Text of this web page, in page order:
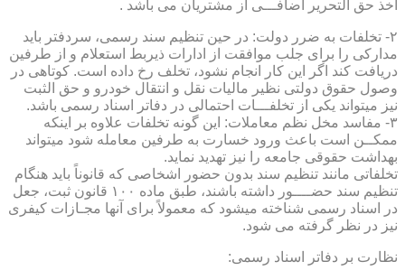
اخذ حق التحریر اضافـــی از مشتریان می باشد .
۲- تخلفات به ضرر دولت: در حین تنظیم سند رسمی، سردفتر باید
مدارکی را برای جلب موافقت از ادارات ذیربط استعلام و از طرفین
دریافت کند اگر این کار انجام نشود، تخلف رخ داده است. کوتاهی در
وصول حقوق دولتی نظیر مالیات نقل و انتقال خودرو و حق الثبت
نیز میتواند یکی از تخلفـــات احتمالی در دفاتر اسناد رسمی باشد.
۳- مفاسد مخل نظم معاملات: این گونه تخلفات علاوه بر اینکه
ممکــن است باعث ورود خسارت به طرفین معامله شود میتواند
بهداشت حقوقی جامعه را نیز تهدید نماید.
تخلفاتی مانند تنظیم سند بدون حضور اشخاصی که قانوناً باید هنگام
تنظیم سند حضــــور داشته باشند، طبق ماده ۱۰۰ قانون ثبت، جعل
در اسناد رسمی شناخته میشود که معمولاً برای آنها مجـازات کیفری
نیز در نظر گرفته می شود.
نظارت بر دفاتر اسناد رسمی: